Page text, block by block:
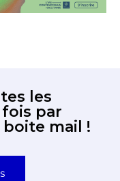
les
par
mail !